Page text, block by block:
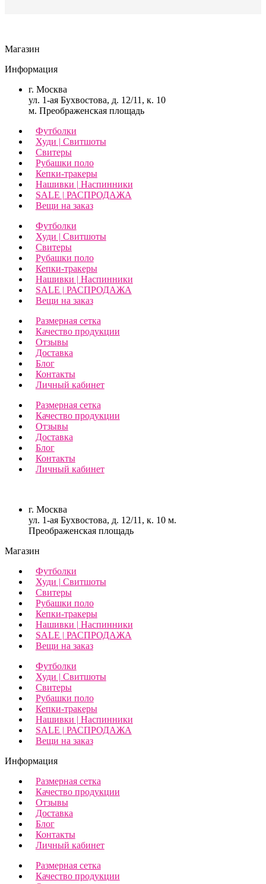
Магазин
Информация
г. Москва
ул. 1-ая Бухвостова, д. 12/11, к. 10
м. Преображенская площадь
Футболки
Худи | Свитшоты
Свитеры
Рубашки поло
Кепки-тракеры
Нашивки | Наспинники
SALE | РАСПРОДАЖА
Вещи на заказ
Футболки
Худи | Свитшоты
Свитеры
Рубашки поло
Кепки-тракеры
Нашивки | Наспинники
SALE | РАСПРОДАЖА
Вещи на заказ
Размерная сетка
Качество продукции
Отзывы
Доставка
Блог
Контакты
Личный кабинет
Размерная сетка
Качество продукции
Отзывы
Доставка
Блог
Контакты
Личный кабинет
г. Москва
ул. 1-ая Бухвостова, д. 12/11, к. 10 м.
Преображенская площадь
Магазин
Футболки
Худи | Свитшоты
Свитеры
Рубашки поло
Кепки-тракеры
Нашивки | Наспинники
SALE | РАСПРОДАЖА
Вещи на заказ
Футболки
Худи | Свитшоты
Свитеры
Рубашки поло
Кепки-тракеры
Нашивки | Наспинники
SALE | РАСПРОДАЖА
Вещи на заказ
Информация
Размерная сетка
Качество продукции
Отзывы
Доставка
Блог
Контакты
Личный кабинет
Размерная сетка
Качество продукции